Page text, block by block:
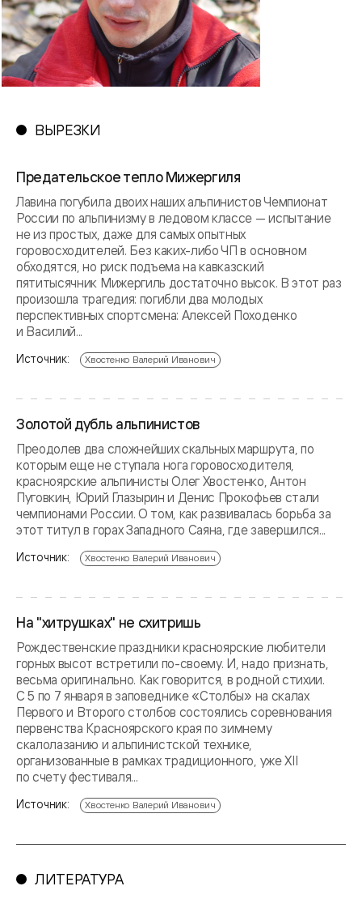
ВЫРЕЗКИ
Предательское тепло Мижергиля
Лавина погубила двоих наших альпинистов Чемпионат
России по альпинизму в ледовом классе — испытание
не из простых, даже для самых опытных
горовосходителей. Без каких-либо ЧП в основном
обходятся, но риск подъема на кавказский
пятитысячник Мижергиль достаточно высок. В этот раз
произошла трагедия: погибли два молодых
перспективных спортсмена: Алексей Походенко
и Василий...
Источник: Хвостенко Валерий Иванович
Золотой дубль альпинистов
Преодолев два сложнейших скальных маршрута, по
которым еще не ступала нога горовосходителя,
красноярские альпинисты Олег Хвостенко, Антон
Пуговкин, Юрий Глазырин и Денис Прокофьев стали
чемпионами России. О том, как развивалась борьба за
этот титул в горах Западного Саяна, где завершился...
Источник: Хвостенко Валерий Иванович
На "хитрушках" не схитришь
Рождественские праздники красноярские любители
горных высот встретили по-своему. И, надо признать,
весьма оригинально. Как говорится, в родной стихии.
С 5 по 7 января в заповеднике «Столбы» на скалах
Первого и Второго столбов состоялись соревнования
первенства Красноярского края по зимнему
скалолазанию и альпинистской технике,
организованные в рамках традиционного, уже XII
по счету фестиваля...
Источник: Хвостенко Валерий Иванович
ЛИТЕРАТУРА